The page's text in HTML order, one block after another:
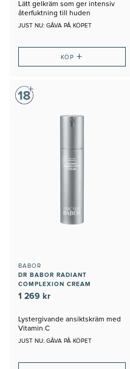
Lätt gelkräm som ger intensiv
återfuktning till huden
JUST NU: GÅVA PÅ KÖPET
KÖP+
BABOR
DR BABOR RADIANT
COMPLEXION CREAM
1 269 kr
Lystergivande ansiktskräm med
Vitamin C
JUST NU: GÅVA PÅ KÖPET